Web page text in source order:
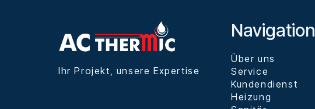
Ihr Projekt, unsere Expertise
Navigation
Über uns
Service
Kundendienst
Heizung